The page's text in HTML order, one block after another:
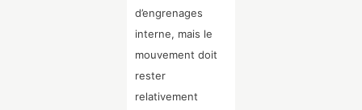
d’engrenages
interne, mais le
mouvement doit
rester
relativement